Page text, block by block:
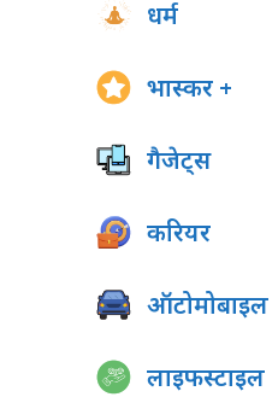
धर्म
भास्कर +
गैजेट्स
करियर
ऑटोमोबाइल
लाइफस्टाइल